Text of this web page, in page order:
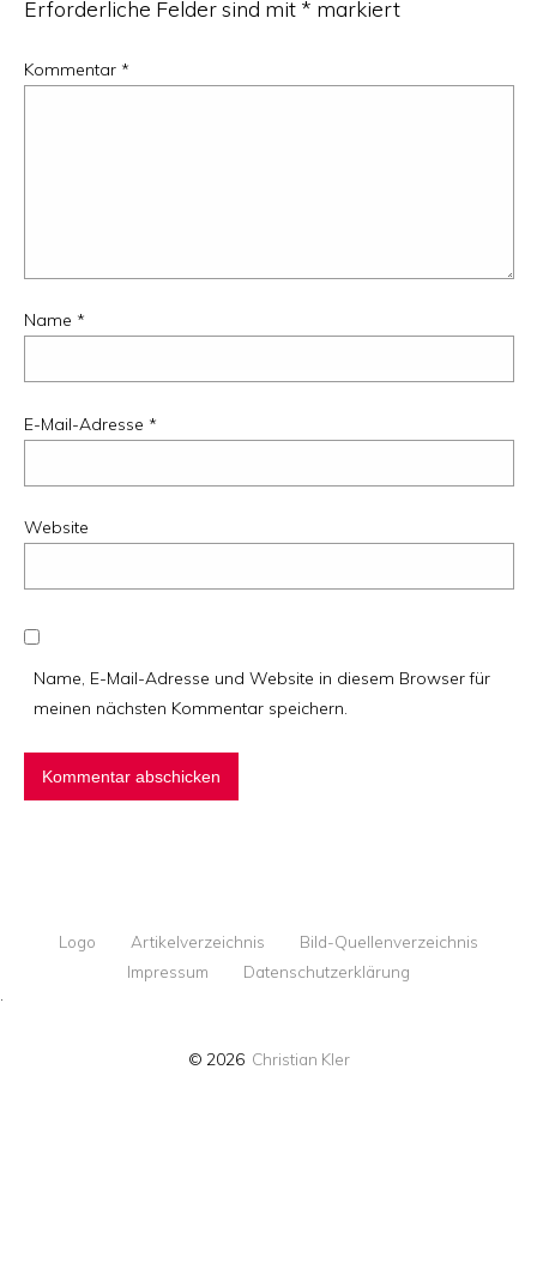
Erforderliche Felder sind mit * markiert
Kommentar *
Name *
E-Mail-Adresse *
Website
Name, E-Mail-Adresse und Website in diesem Browser für
meinen nächsten Kommentar speichern.
Logo Artikelverzeichnis
Bild-Quellenverzeichnis
Impressum
Datenschutzerklärung
·
© 2026 Christian Kler